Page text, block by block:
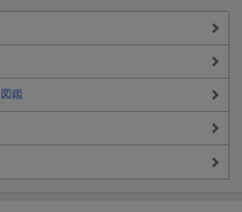
鑑